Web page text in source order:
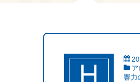
響力